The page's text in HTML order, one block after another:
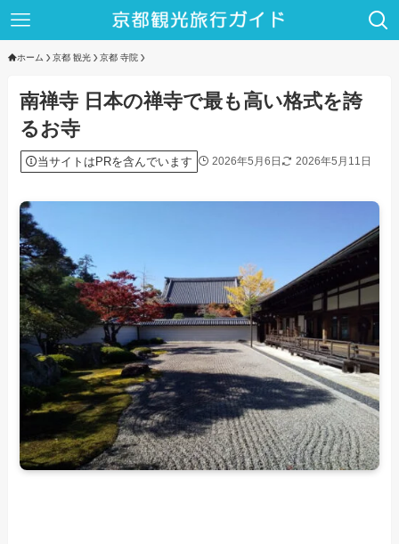
ホーム 京都 観光 京都 寺院
南禅寺 日本の禅寺で最も高い格式を誇
るお寺
当サイトはPRを含んでいます 2026年5月6日 2026年5月11日